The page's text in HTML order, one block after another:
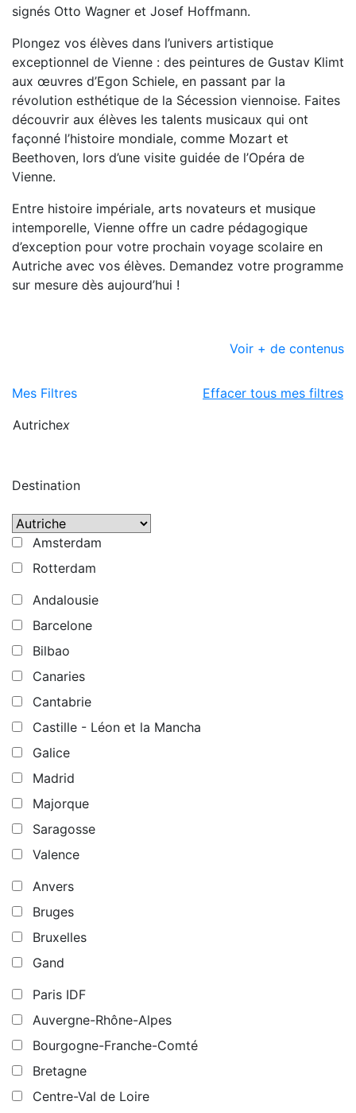
signés Otto Wagner et Josef Hoffmann.
Plongez vos élèves dans l’univers artistique
exceptionnel de Vienne : des peintures de Gustav Klimt
aux œuvres d’Egon Schiele, en passant par la
révolution esthétique de la Sécession viennoise. Faites
découvrir aux élèves les talents musicaux qui ont
façonné l’histoire mondiale, comme Mozart et
Beethoven, lors d’une visite guidée de l’Opéra de
Vienne.
Entre histoire impériale, arts novateurs et musique
intemporelle, Vienne offre un cadre pédagogique
d’exception pour votre prochain voyage scolaire en
Autriche avec vos élèves. Demandez votre programme
sur mesure dès aujourd’hui !
Voir + de contenus
Mes Filtres
Effacer tous mes filtres
Autrichex
Destination
Amsterdam
Rotterdam
Andalousie
Barcelone
Bilbao
Canaries
Cantabrie
Castille - Léon et la Mancha
Galice
Madrid
Majorque
Saragosse
Valence
Anvers
Bruges
Bruxelles
Gand
Paris IDF
Auvergne-Rhône-Alpes
Bourgogne-Franche-Comté
Bretagne
Centre-Val de Loire